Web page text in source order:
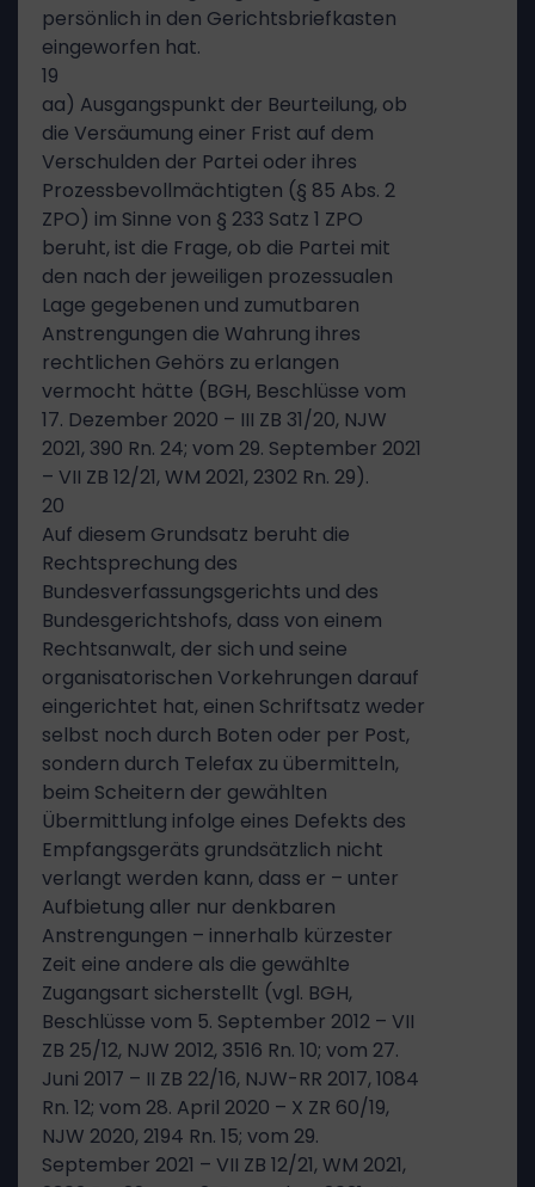
persönlich in den Gerichtsbriefkasten
eingeworfen hat.
19
aa) Ausgangspunkt der Beurteilung, ob
die Versäumung einer Frist auf dem
Verschulden der Partei oder ihres
Prozessbevollmächtigten (§ 85 Abs. 2
ZPO) im Sinne von § 233 Satz 1 ZPO
beruht, ist die Frage, ob die Partei mit
den nach der jeweiligen prozessualen
Lage gegebenen und zumutbaren
Anstrengungen die Wahrung ihres
rechtlichen Gehörs zu erlangen
vermocht hätte (BGH, Beschlüsse vom
17. Dezember 2020 – III ZB 31/20, NJW
2021, 390 Rn. 24; vom 29. September 2021
– VII ZB 12/21, WM 2021, 2302 Rn. 29).
20
Auf diesem Grundsatz beruht die
Rechtsprechung des
Bundesverfassungsgerichts und des
Bundesgerichtshofs, dass von einem
Rechtsanwalt, der sich und seine
organisatorischen Vorkehrungen darauf
eingerichtet hat, einen Schriftsatz weder
selbst noch durch Boten oder per Post,
sondern durch Telefax zu übermitteln,
beim Scheitern der gewählten
Übermittlung infolge eines Defekts des
Empfangsgeräts grundsätzlich nicht
verlangt werden kann, dass er – unter
Aufbietung aller nur denkbaren
Anstrengungen – innerhalb kürzester
Zeit eine andere als die gewählte
Zugangsart sicherstellt (vgl. BGH,
Beschlüsse vom 5. September 2012 – VII
ZB 25/12, NJW 2012, 3516 Rn. 10; vom 27.
Juni 2017 – II ZB 22/16, NJW-RR 2017, 1084
Rn. 12; vom 28. April 2020 – X ZR 60/19,
NJW 2020, 2194 Rn. 15; vom 29.
September 2021 – VII ZB 12/21, WM 2021,